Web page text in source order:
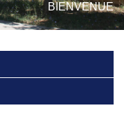
BIENVENUE